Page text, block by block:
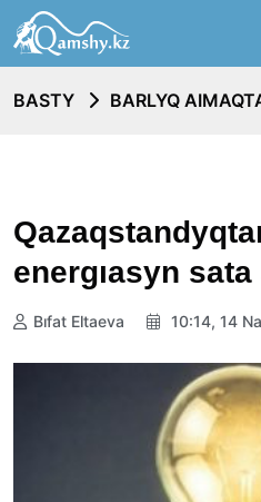
BASTY BARLYQ
energıasyn
Bıfat Eltaeva 10:14, 14